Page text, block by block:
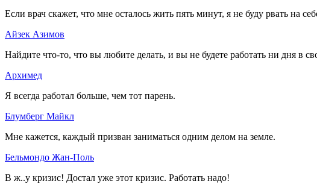
Если врач скажет, что мне осталось жить пять минут, я не буду рвать на
Айзек Азимов
Найдите что-то, что вы любите делать, и вы не будете работать ни дня в
Архимед
Я всегда работал больше, чем тот парень.
Блумберг Майкл
Мне кажется, каждый призван заниматься одним делом на земле.
Бельмондо Жан-Поль
В ж..у кризис! Достал уже этот кризис. Работать надо!